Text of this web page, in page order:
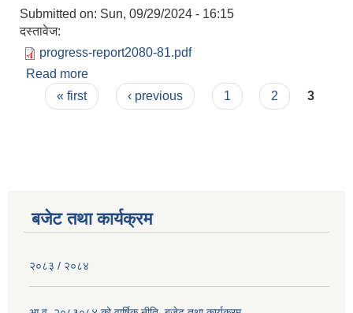
Submitted on: Sun, 09/29/2024 - 16:15
दस्तावेज:
progress-report2080-81.pdf
Read more
Pages
« first ‹ previous 1 2 3
बजेट तथा कार्यक्रम
२०८३ / २०८४